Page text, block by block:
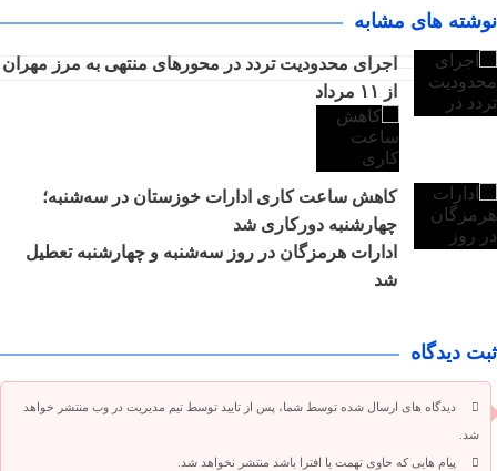
نوشته های مشابه
اجرای محدودیت تردد در محورهای منتهی به مرز مهران
از ۱۱ مرداد
کاهش ساعت کاری ادارات خوزستان در سه‌شنبه؛
چهارشنبه دورکاری شد
ادارات هرمزگان در روز سه‌شنبه و چهارشنبه تعطیل
شد
ثبت دیدگاه
دیدگاه های ارسال شده توسط شما، پس از تایید توسط تیم مدیریت در وب منتشر خواهد
شد.
پیام هایی که حاوی تهمت یا افترا باشد منتشر نخواهد شد.